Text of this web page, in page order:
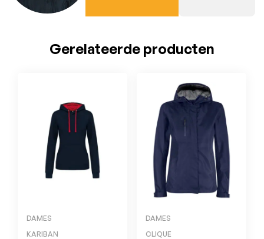
Gerelateerde producten
DAMES
KARIBAN
DAMES
CLIQUE